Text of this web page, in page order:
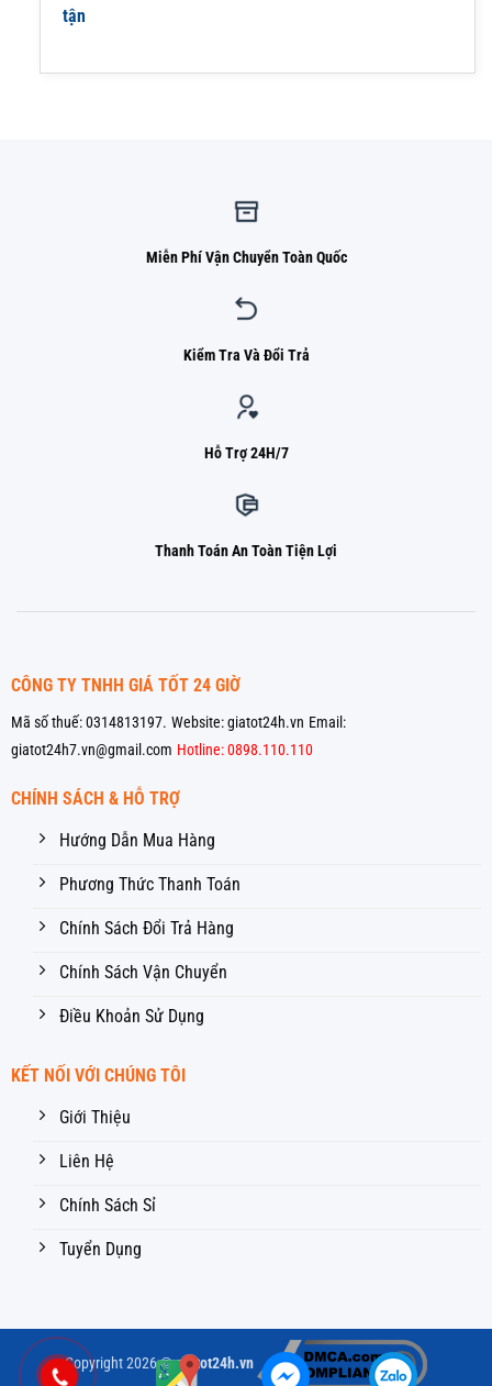
tận
Miễn Phí Vận Chuyển Toàn Quốc
Kiểm Tra Và Đổi Trả
Hỗ Trợ 24H/7
Thanh Toán An Toàn Tiện Lợi
CÔNG TY TNHH GIÁ TỐT 24 GIỜ
Mã số thuế: 0314813197. Website: giatot24h.vn Email:
giatot24h7.vn@gmail.com Hotline: 0898.110.110
CHÍNH SÁCH & HỖ TRỢ
Hướng Dẫn Mua Hàng
Phương Thức Thanh Toán
Chính Sách Đổi Trả Hàng
Chính Sách Vận Chuyển
Điều Khoản Sử Dụng
KẾT NỐI VỚI CHÚNG TÔI
Giới Thiệu
Liên Hệ
Chính Sách Sỉ
Tuyển Dụng
Copyright 2026 ©giatot24h.vn